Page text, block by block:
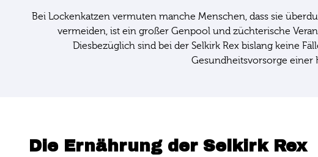
Bei Lockenkatzen vermuten manche Menschen, dass sie
vermeiden, ist ein großer Genpool und züchterische
Diesbezüglich sind bei der Selkirk Rex bislang keine
Gesundheitsvorsorge einer
Die Ernährung der Selkirk Rex